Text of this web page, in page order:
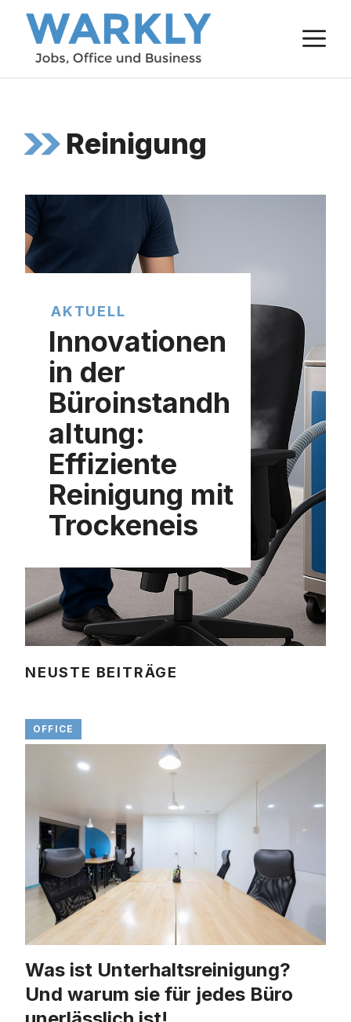
Zum
Inhalt
springen
Reinigung
AKTUELL
Innovationen
in der
Büroinstandh
altung:
Effiziente
Reinigung mit
Trockeneis
NEUSTE BEITRÄGE
OFFICE
Was ist Unterhaltsreinigung?
Und warum sie für jedes Büro